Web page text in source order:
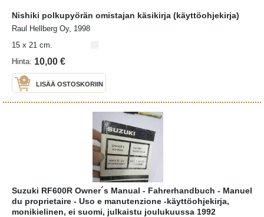
Nishiki polkupyörän omistajan käsikirja (käyttöohjekirja)
Raul Hellberg Oy, 1998
15 x 21 cm.
Hinta: 10,00 €
LISÄÄ OSTOSKORIIN
Suzuki RF600R Owner´s Manual - Fahrerhandbuch - Manuel
du proprietaire - Uso e manutenzione -käyttöohjekirja,
monikielinen, ei suomi, julkaistu joulukuussa 1992